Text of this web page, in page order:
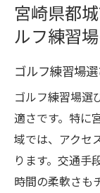
ゴルフス
最新
打席
バン
ゴル
都城
ント
効率重視
宮崎県都
ルフ練習
ゴルフ練習場
ゴルフ練習場選
適さです。特に
域では、アクセ
ります。交通手
時間の柔軟さも